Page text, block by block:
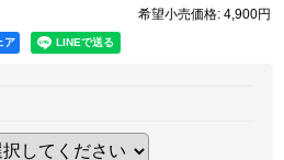
希望小売価格: 4,900円
ア